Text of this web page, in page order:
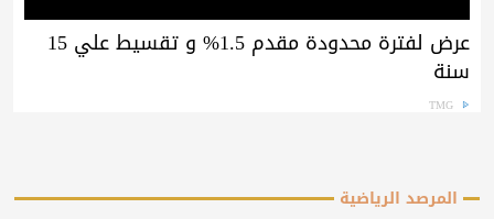
عرض لفترة محدودة مقدم 1.5% و تقسيط علي 15
سنة
TMG
المرصد الرياضية